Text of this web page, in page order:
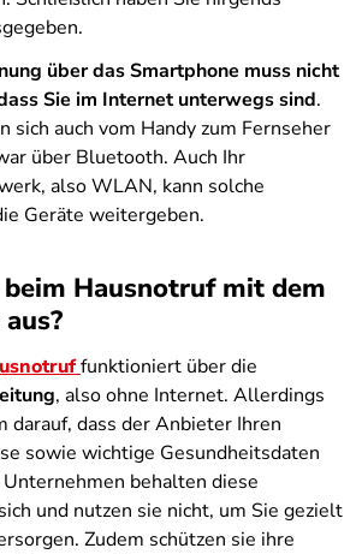
über das Smartphone muss nicht
Sie im Internet unterwegs sind.
sich auch vom Handy zum Fernseher
über Bluetooth. Auch Ihr
also WLAN, kann solche
Geräte weitergeben.
Hausnotruf mit dem
funktioniert über die
, also ohne Internet. Allerdings
darauf, dass der Anbieter Ihren
sowie wichtige Gesundheitsdaten
behalten diese
und nutzen sie nicht, um Sie gezielt
Zudem schützen sie ihre